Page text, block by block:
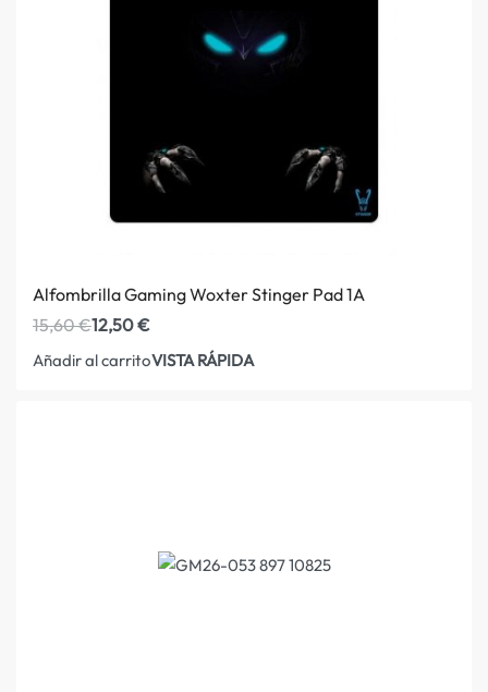
Alfombrilla Gaming Woxter Stinger Pad 1A
15,60€12,50€
Añadir al carritoVISTA RÁPIDA